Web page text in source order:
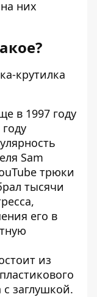
них
крутилка
в 1997 году
Sam
трюки
тысячи
его в
из
заглушкой.